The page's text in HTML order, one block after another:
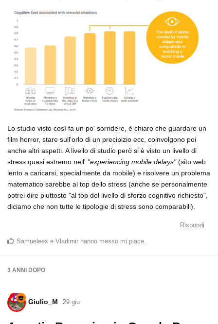
Lo studio visto così fa un po' sorridere, è chiaro che guardare un
film horror, stare sull'orlo di un precipizio ecc, coinvolgono poi
anche altri aspetti. A livello di studio però si è visto un livello di
stress quasi estremo nell' "experiencing mobile delays"(sito web
lento a caricarsi, specialmente da mobile) e risolvere un problema
matematico sarebbe al top dello stress (anche se personalmente
potrei dire piuttosto "al top del livello di sforzo cognitivo richiesto",
diciamo che non tutte le tipologie di stress sono comparabili).
Rispondi
Samueleex e Vladimir hanno messo mi piace
3 ANNI DOPO
Giulio_M 29 giu